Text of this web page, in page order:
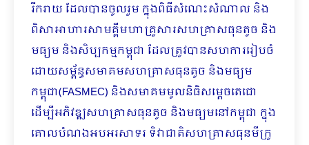
រីករាយ ដែលបានចូលរួម ក្នុង​ពិធីសំណេះ​សំណាល និង
ពិសាអាហារសាមគ្គីមហាគ្រួសារសហគ្រាសធុនតូច និង
មធ្យម និងសិប្បកម្មកម្ពុជា ដែលត្រូវបានសហការរៀបចំ
ដោយសម្ព័ន្ធសមាគមសហគ្រាសធុនតូច និងមធ្យម
កម្ពុជា(FASMEC) និងសមាគមមូលនិធិសម្ដេចតេជោ
ដើម្បីអភិវឌ្ឍសហគ្រាសធុនតូច និងមធ្យមនៅកម្ពុជា ក្នុង
គោលបំណងអបអរសាទរ ទិវាជាតិសហគ្រាសធុនមីក្រូ